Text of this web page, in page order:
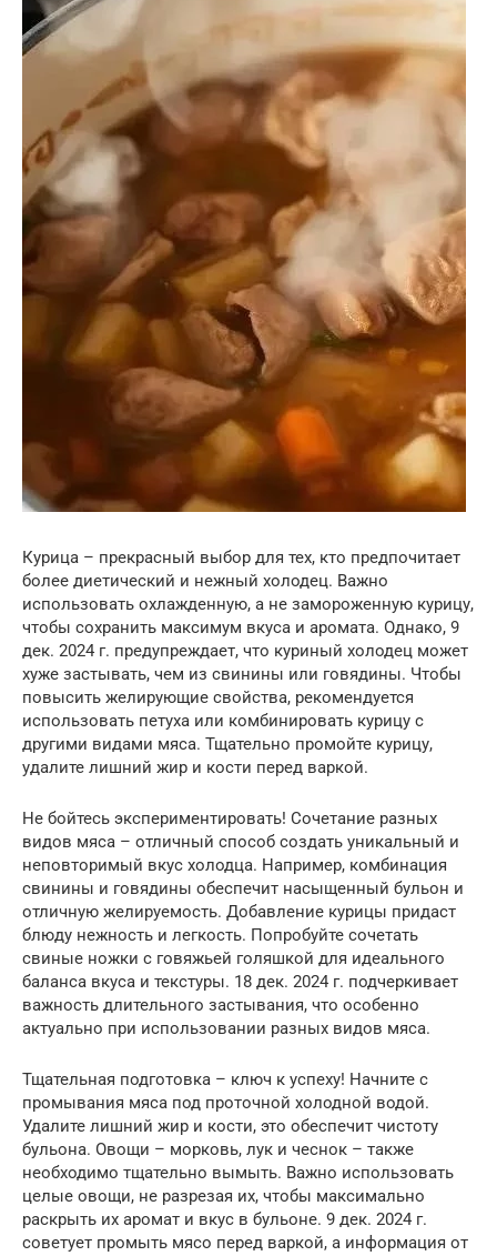
Курица – прекрасный выбор для тех, кто предпочитает
более диетический и нежный холодец. Важно
использовать охлажденную, а не замороженную курицу,
чтобы сохранить максимум вкуса и аромата. Однако, 9
дек. 2024 г. предупреждает, что куриный холодец может
хуже застывать, чем из свинины или говядины. Чтобы
повысить желирующие свойства, рекомендуется
использовать петуха или комбинировать курицу с
другими видами мяса. Тщательно промойте курицу,
удалите лишний жир и кости перед варкой.
Не бойтесь экспериментировать! Сочетание разных
видов мяса – отличный способ создать уникальный и
неповторимый вкус холодца. Например, комбинация
свинины и говядины обеспечит насыщенный бульон и
отличную желируемость. Добавление курицы придаст
блюду нежность и легкость. Попробуйте сочетать
свиные ножки с говяжьей голяшкой для идеального
баланса вкуса и текстуры. 18 дек. 2024 г. подчеркивает
важность длительного застывания, что особенно
актуально при использовании разных видов мяса.
Тщательная подготовка – ключ к успеху! Начните с
промывания мяса под проточной холодной водой.
Удалите лишний жир и кости, это обеспечит чистоту
бульона. Овощи – морковь, лук и чеснок – также
необходимо тщательно вымыть. Важно использовать
целые овощи, не разрезая их, чтобы максимально
раскрыть их аромат и вкус в бульоне. 9 дек. 2024 г.
советует промыть мясо перед варкой, а информация от